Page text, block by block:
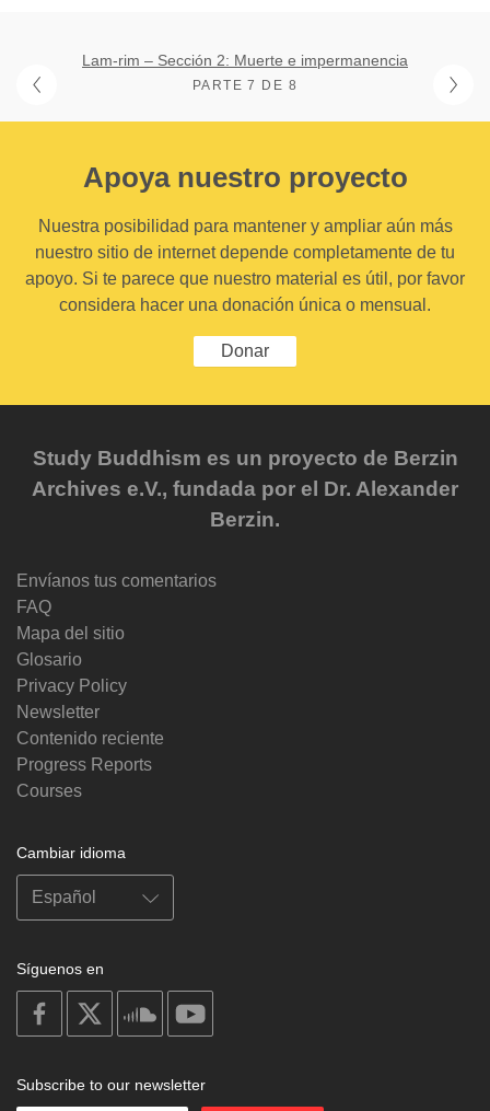
Lam-rim – Sección 2: Muerte e impermanencia
PARTE 7 DE 8
Apoya nuestro proyecto
Nuestra posibilidad para mantener y ampliar aún más
nuestro sitio de internet depende completamente de tu
apoyo. Si te parece que nuestro material es útil, por favor
considera hacer una donación única o mensual.
Donar
Study Buddhism es un proyecto de Berzin
Archives e.V., fundada por el Dr. Alexander
Berzin.
Envíanos tus comentarios
FAQ
Mapa del sitio
Glosario
Privacy Policy
Newsletter
Contenido reciente
Progress Reports
Courses
Cambiar idioma
Síguenos en
on
facebook
soundcloud
Subscribe to our newsletter